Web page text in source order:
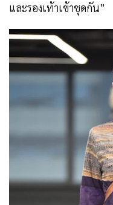
และรองเท้าเข้าชุดกัน”